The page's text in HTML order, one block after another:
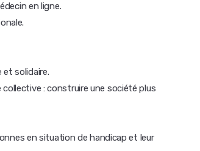
en ligne.
et solidaire.
: construire une société plus
en situation de handicap et leur